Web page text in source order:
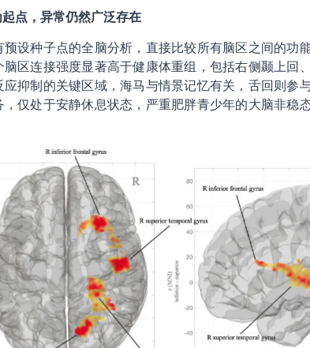
点，异常仍然广泛存在
设种子点的全脑分析，直接比较所有脑区之间的功
脑区连接强度显著高于健康体重组，包括右侧颞上回
抑制的关键区域，海马与情景记忆有关，舌回则参
仅处于安静休息状态，严重肥胖青少年的大脑非稳